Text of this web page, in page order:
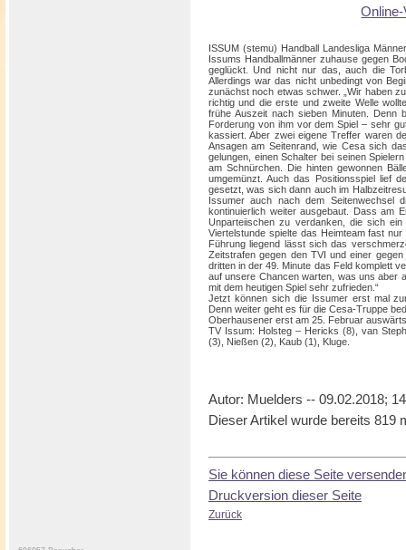
ISSUM (stemu) Handball Landesliga
Issums Handballmänner zuhause gegen
geglückt. Und nicht nur das, auch die
Allerdings war das nicht unbedingt von
zunächst noch etwas schwer. „Wir haben
richtig und die erste und zweite Welle
frühe Auszeit nach sieben Minuten. Denn
Forderung von ihm vor dem Spiel – sehr
kassiert. Aber zwei eigene Treffer waren
Ansagen am Seitenrand, wie Cesa sich
gelungen, einen Schalter bei seinen
am Schnürchen. Die hinten gewonnen
umgemünzt. Auch das Positionsspiel lief
gesetzt, was sich dann auch im
Issumer auch nach dem Seitenwechsel
kontinuierlich weiter ausgebaut. Dass am
Unparteiischen zu verdanken, die sich
Viertelstunde spielte das Heimteam fast
Führung liegend lässt sich das
Zeitstrafen gegen den TVI und einer
dritten in der 49. Minute das Feld komplett
auf unsere Chancen warten, was uns aber
mit dem heutigen Spiel sehr zufrieden.“
Jetzt können sich die Issumer erst mal
Denn weiter geht es für die Cesa-Truppe
Oberhausener erst am 25. Februar
TV Issum: Holsteg – Hericks (8), van
(3), Nießen (2), Kaub (1), Kluge.
Autor: Muelders -- 09.02.2018;
Dieser Artikel wurde bereits 819
Sie können diese Seite
Druckversion dieser Seite
Zurück